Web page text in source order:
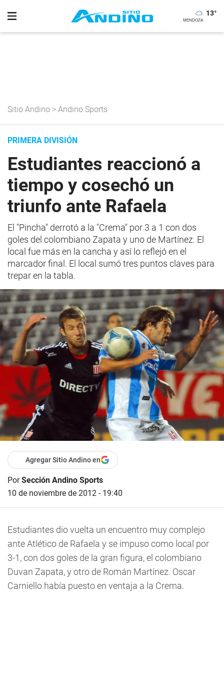
13°
Sitio Andino > Andino Sports
PRIMERA DIVISIÓN
Estudiantes reaccionó a
tiempo y cosechó un
triunfo ante Rafaela
El "Pincha" derrotó a la "Crema" por 3 a 1 con dos
goles del colombiano Zapata y uno de Martínez. El
local fue más en la cancha y así lo reflejó en el
marcador final. El local sumó tres puntos claves para
trepar en la tabla.
Agregar Sitio Andino en
PorSección Andino Sports
10 de noviembre de 2012 - 19:40
Estudiantes dio vuelta un encuentro muy complejo
ante Atlético de Rafaela y se impuso como local por
3-1, con dos goles de la gran figura, el colombiano
Duvan Zapata, y otro de Román Martínez. Oscar
Carniello había puesto en ventaja a la Crema.